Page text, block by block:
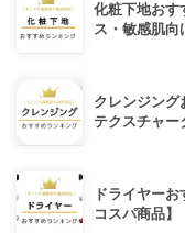
化粧下地おす
ス・敏感肌向
クレンジング
テクスチャー
ドライヤー
コスパ商品】